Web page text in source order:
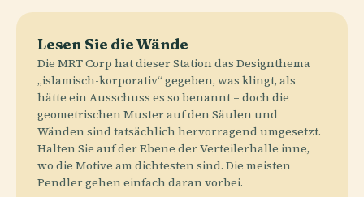
Lesen Sie die Wände
Die MRT Corp hat dieser Station das Designthema
„islamisch-korporativ“ gegeben, was klingt, als
hätte ein Ausschuss es so benannt – doch die
geometrischen Muster auf den Säulen und
Wänden sind tatsächlich hervorragend umgesetzt.
Halten Sie auf der Ebene der Verteilerhalle inne,
wo die Motive am dichtesten sind. Die meisten
Pendler gehen einfach daran vorbei.